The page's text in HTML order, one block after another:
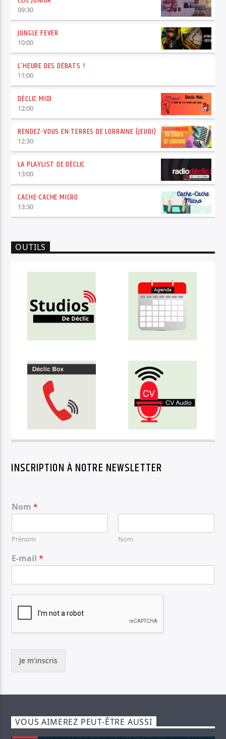
09:30
JUNGLE FEVER
10:00
L’HEURE DES DÉBATS !
11:00
DÉCLIC MIDI
12:00
RENDEZ-VOUS EN TERRES DE LORRAINE (JEUDI)
12:30
LA PLAYLIST DE DÉCLIC
13:00
CACHE-CACHE MICRO
13:30
OUTILS
INSCRIPTION À NOTRE NEWSLETTER
Nom*
Prénom Nom
E-mail*
Je m'inscris
VOUS AIMEREZ PEUT-ÊTRE AUSSI